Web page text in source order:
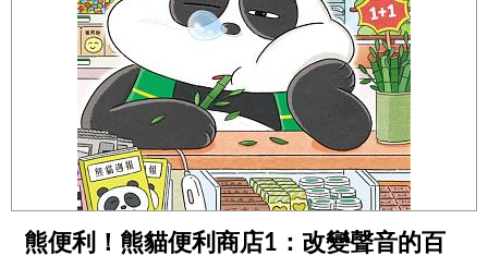
熊便利！熊貓便利商店1：改變聲音的百